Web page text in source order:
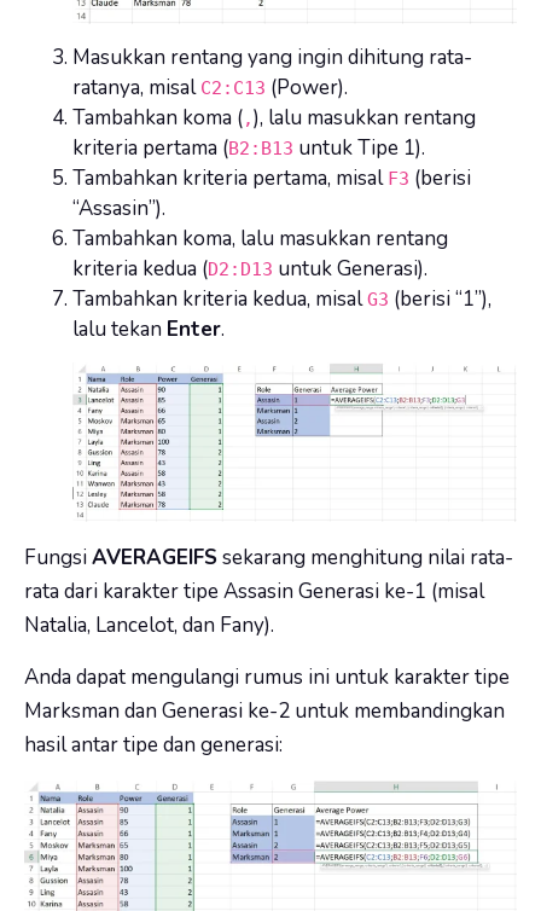
Masukkan rentang yang ingin dihitung rata-
ratanya, misal C2:C13 (Power).
Tambahkan koma (,), lalu masukkan rentang
kriteria pertama (B2:B13 untuk Tipe 1).
Tambahkan kriteria pertama, misal F3 (berisi
“Assasin”).
Tambahkan koma, lalu masukkan rentang
kriteria kedua (D2:D13 untuk Generasi).
Tambahkan kriteria kedua, misalG3 (berisi “1”),
lalu tekan Enter.
FungsiAVERAGEIFSsekarang menghitung nilai rata-
rata dari karakter tipe Assasin Generasi ke-1 (misal
Natalia, Lancelot, dan Fany).
Anda dapat mengulangi rumus ini untuk karakter tipe
Marksman dan Generasi ke-2 untuk membandingkan
hasil antar tipe dan generasi: